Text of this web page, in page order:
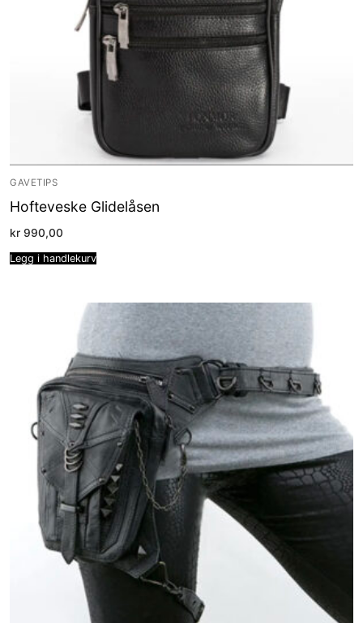
GAVETIPS
Hofteveske Glidelåsen
kr 990,00
Legg i handlekurv